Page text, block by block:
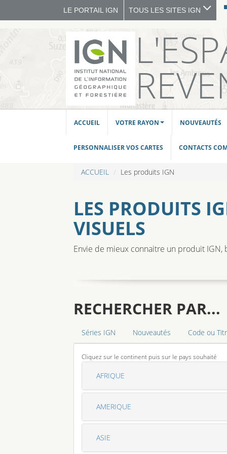
LE PORTAIL IGN TOUS LES SITES IGN
ACCUEIL VOTRE RAYON NOUVEAUTÉS
PERSONNALISER VOS CARTES CONTACTS
ACCUEIL Les produits IGN
LES PRODUITS
VISUELS
Envie de mieux connaitre un produit IGN,
RECHERCHER PAR...
Séries IGN Nouveautés Code ou
Cliquez sur le continent puis sur le pays souhaité
AFRIQUE
AMERIQUE
ASIE